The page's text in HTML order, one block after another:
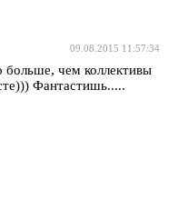
09.08.2015 11:57:34
больше, чем коллективы
Фантастишь.....